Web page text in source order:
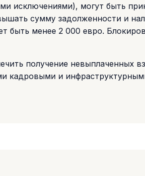
исключениями), могут быть
сумму задолженности и
быть менее 2 000 евро.
получение невыплаченных
кадровыми и